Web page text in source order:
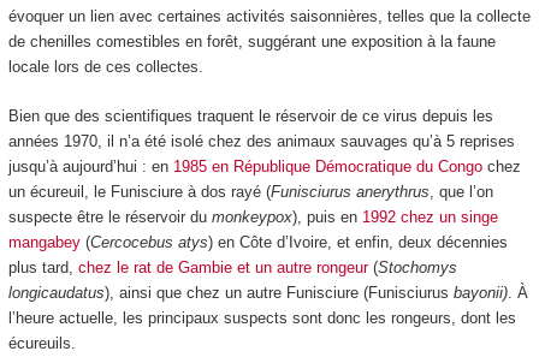
évoquer un lien avec certaines activités saisonnières, telles que la collecte
de chenilles comestibles en forêt, suggérant une exposition à la faune
locale lors de ces collectes.
Bien que des scientifiques traquent le réservoir de ce virus depuis les
années 1970, il n’a été isolé chez des animaux sauvages qu’à 5 reprises
jusqu’à aujourd’hui : en 1985 en République Démocratique du Congochez
un écureuil, le Funisciure à dos rayé (Funisciurus anerythrus , que l’on
suspecte être le réservoir du monkeypox), puis en 1992 chez un singe
mangabey(Cercocebus atys) en Côte d’Ivoire, et enfin, deux décennies
plus tard, chez le rat de Gambie et un autre rongeur(Stochomys
longicaudatus), ainsi que chez un autre Funisciure (Funisciurus bayonii). À
l’heure actuelle, les principaux suspects sont donc les rongeurs, dont les
écureuils.